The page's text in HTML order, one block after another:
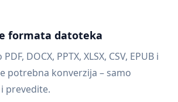
formata datoteka
DOCX, PPTX, XLSX, CSV, EPUB i
potrebna konverzija – samo
prevedite.